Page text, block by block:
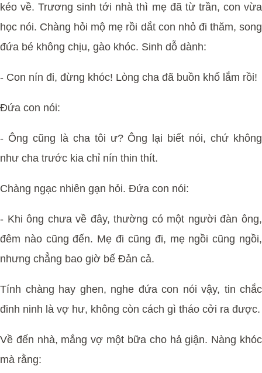
kéo về. Trương sinh tới nhà thì mẹ đã từ trần, con vừa
học nói. Chàng hỏi mộ mẹ rồi dắt con nhỏ đi thăm, song
đứa bé không chịu, gào khóc. Sinh dỗ dành:
- Con nín đi, đừng khóc! Lòng cha đã buồn khổ lắm rồi!
Đứa con nói:
- Ông cũng là cha tôi ư? Ông lại biết nói, chứ không
như cha trước kia chỉ nín thin thít.
Chàng ngạc nhiên gạn hỏi. Đứa con nói:
- Khi ông chưa về đây, thường có một người đàn ông,
đêm nào cũng đến. Mẹ đi cũng đi, mẹ ngồi cũng ngồi,
nhưng chẳng bao giờ bế Đản cả.
Tính chàng hay ghen, nghe đứa con nói vậy, tin chắc
đinh ninh là vợ hư, không còn cách gì tháo cởi ra được.
Về đến nhà, mắng vợ một bữa cho hả giận. Nàng khóc
mà rằng: